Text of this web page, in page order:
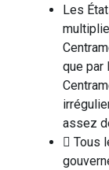
Les
que par
assez
 Tous